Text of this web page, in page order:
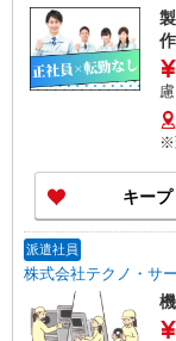
慮
※
キープ
派遣社員
株式会社テクノ・サ